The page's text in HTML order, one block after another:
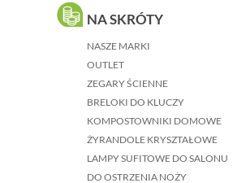
NA SKRÓTY
NASZE MARKI
OUTLET
ZEGARY ŚCIENNE
BRELOKI DO KLUCZY
KOMPOSTOWNIKI DOMOWE
ŻYRANDOLE KRYSZTAŁOWE
LAMPY SUFITOWE DO SALONU
DO OSTRZENIA NOŻY